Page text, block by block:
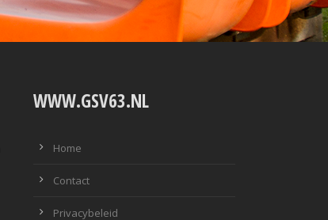
WWW.GSV63.NL
Home
Contact
Privacybeleid